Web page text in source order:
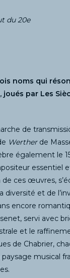
du 20e
noms qui
par Les
de
Wertherde
également le
essentiel
ces œuvres,
diversité et de
encore
servi avec
et le
de Chabrier,
musical